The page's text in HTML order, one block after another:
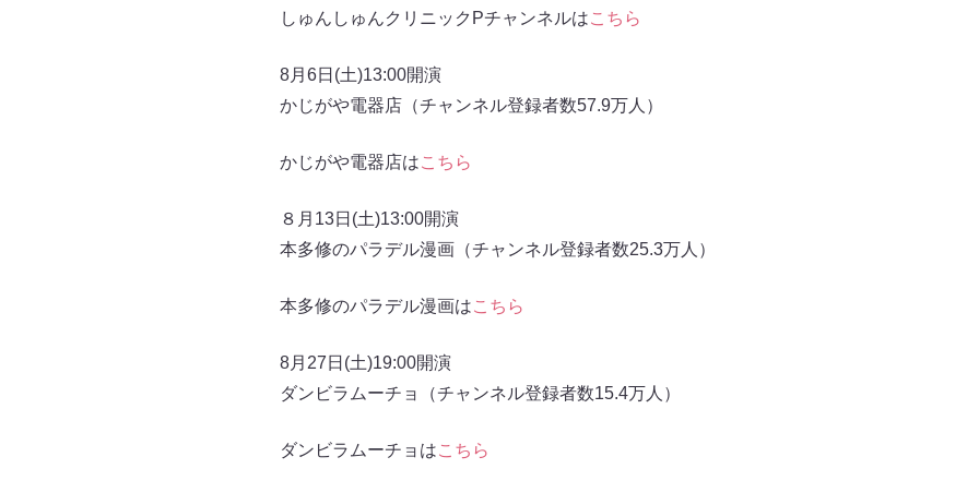
しゅんしゅんクリニックPチャンネルはこちら
8月6日(土)13:00開演
かじがや電器店（チャンネル登録者数57.9万人）
かじがや電器店はこちら
８月13日(土)13:00開演
本多修のパラデル漫画（チャンネル登録者数25.3万人）
本多修のパラデル漫画はこちら
8月27日(土)19:00開演
ダンビラムーチョ（チャンネル登録者数15.4万人）
ダンビラムーチョはこちら